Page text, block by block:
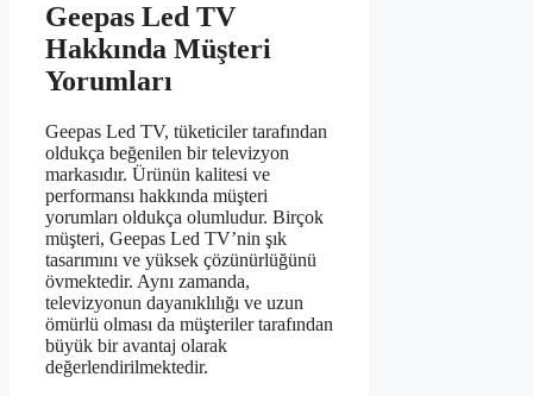
Geepas Led TV
Hakkında Müşteri
Yorumları
Geepas Led TV, tüketiciler tarafından
oldukça beğenilen bir televizyon
markasıdır. Ürünün kalitesi ve
performansı hakkında müşteri
yorumları oldukça olumludur. Birçok
müşteri, Geepas Led TV’nin şık
tasarımını ve yüksek çözünürlüğünü
övmektedir. Aynı zamanda,
televizyonun dayanıklılığı ve uzun
ömürlü olması da müşteriler tarafından
büyük bir avantaj olarak
değerlendirilmektedir.